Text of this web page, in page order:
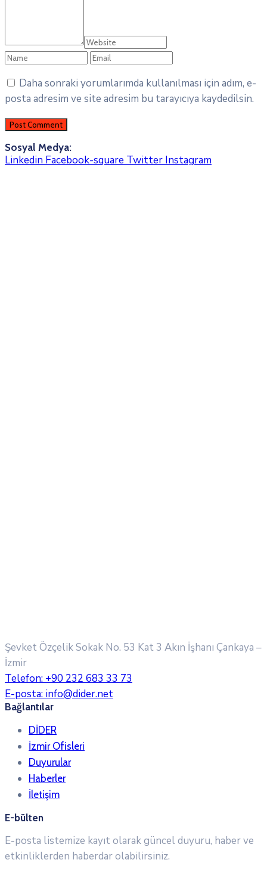
Daha sonraki yorumlarımda kullanılması için adım, e-
posta adresim ve site adresim bu tarayıcıya kaydedilsin.
Sosyal Medya:
Linkedin Facebook-square Twitter Instagram
Şevket Özçelik Sokak No. 53 Kat 3 Akın İşhanı Çankaya –
İzmir
Telefon: +90 232 683 33 73
E-posta: info@dider.net
Bağlantılar
DİDER
İzmir Ofisleri
Duyurular
Haberler
İletişim
E-bülten
E-posta listemize kayıt olarak güncel duyuru, haber ve
etkinliklerden haberdar olabilirsiniz.